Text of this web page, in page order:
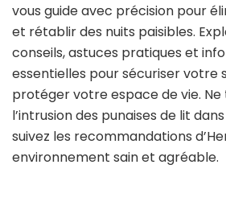
vous guide avec précision pour
et rétablir des nuits paisibles.
conseils, astuces pratiques et
essentielles pour sécuriser votre
protéger votre espace de vie. Ne
l’intrusion des punaises de lit
suivez les recommandations
environnement sain et agréable.